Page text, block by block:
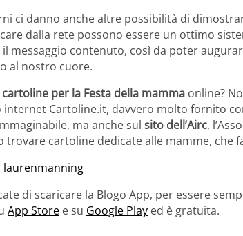
ci danno anche altre possibilità di
dalla rete possono essere un ottimo
messaggio contenuto, così da poter
al nostro cuore.
cartoline per la Festa della mamma online?
internet Cartoline.it, davvero molto fornito
ma anche sul sito dell’Airc,
trovare cartoline dedicate alle mamme, che
laurenmanning
di scaricare la Blogo App, per essere
App Store e su Google Play ed è gratuita.